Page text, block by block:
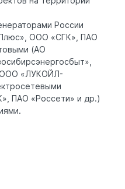
России
ООО «СГК», ПАО
(АО
ООО «ЛУКОЙЛ-
ПАО «Россети» и др.)